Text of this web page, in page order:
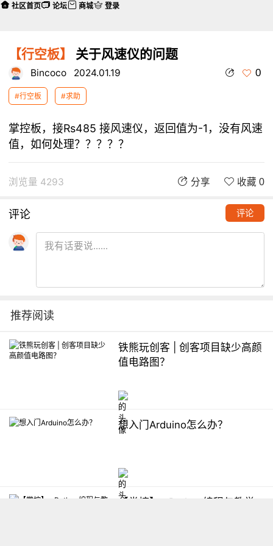
【行空板】 关于风速仪的问题
Bincoco 2024.01.19 0
#行空板 #求助
掌控板，接Rs485 接风速仪，返回值为-1，没有风速
值，如何处理？？？？？
浏览量 4293 分享 收藏 0
评论 评论
推荐阅读
铁熊玩创客 | 创客项目缺少高颜
值电路图？
想入门Arduino怎么办？
【掌控】mPython编程与教学
社区首页 论坛 商城 登录